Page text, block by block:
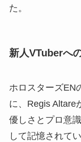
た。
新人VTuberへ
ホロスターズEN
に、Regis Altare
優しさとプロ意
して記憶されて